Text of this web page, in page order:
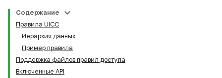
Содержание
Правила UICC
Иерархия данных
Пример правила
Поддержка файлов правил доступа
Включенные API